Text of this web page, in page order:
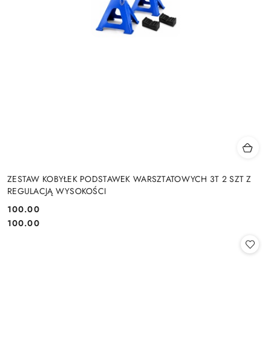
ZESTAW KOBYŁEK PODSTAWEK WARSZTATOWYCH 3T 2 SZT Z
REGULACJĄ WYSOKOŚCI
Cena:
100.00
Cena:
100.00